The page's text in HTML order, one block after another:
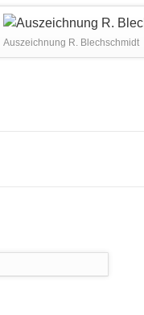
Auszeichnung R. Blechschmidt